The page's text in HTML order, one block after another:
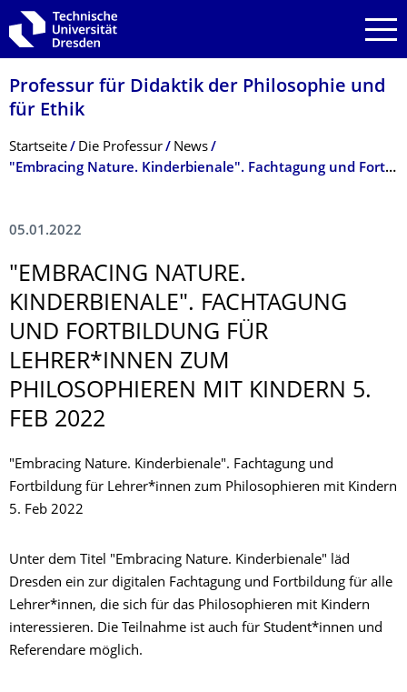
Zur Hauptnavigation springen
Zur Suche springen
Zum Inhalt springen
Professur für Didaktik der Philosophie und
für Ethik
Breadcrumb-Menü
Startseite Die Professur
News
"Embracing Nature. Kinderbienale". Fachtagung und Fortbildung für Lehrer*innen zum Philosophieren mit Kindern 5. Feb 2022
05.01.2022
"EMBRACING NATURE.
KINDERBIENALE". FACHTAGUNG
UND FORTBILDUNG FÜR
LEHRER*INNEN ZUM
PHILOSOPHIEREN MIT KINDERN 5.
FEB 2022
"Embracing Nature. Kinderbienale". Fachtagung und
Fortbildung für Lehrer*innen zum Philosophieren mit Kindern
5. Feb 2022
Unter dem Titel "Embracing Nature. Kinderbienale" läd
Dresden ein zur digitalen Fachtagung und Fortbildung für alle
Lehrer*innen, die sich für das Philosophieren mit Kindern
interessieren. Die Teilnahme ist auch für Student*innen und
Referendare möglich.